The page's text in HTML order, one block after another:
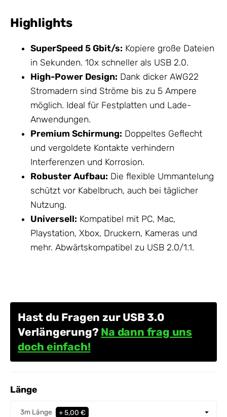
Highlights
SuperSpeed 5 Gbit/s: Kopiere große Dateien
in Sekunden. 10x schneller als USB 2.0.
High-Power Design: Dank dicker AWG22
Stromadern sind Ströme bis zu 5 Ampere
möglich. Ideal für Festplatten und Lade-
Anwendungen.
Premium Schirmung: Doppeltes Geflecht
und vergoldete Kontakte verhindern
Interferenzen und Korrosion.
Robuster Aufbau: Die flexible Ummantelung
schützt vor Kabelbruch, auch bei täglicher
Nutzung.
Universell: Kompatibel mit PC, Mac,
Playstation, Xbox, Druckern, Kameras und
mehr. Abwärtskompatibel zu USB 2.0/1.1.
Hast du Fragen zur USB 3.0
Verlängerung? Na dann frag uns
doch einfach!
Länge
3m Länge
+ 5,00 €